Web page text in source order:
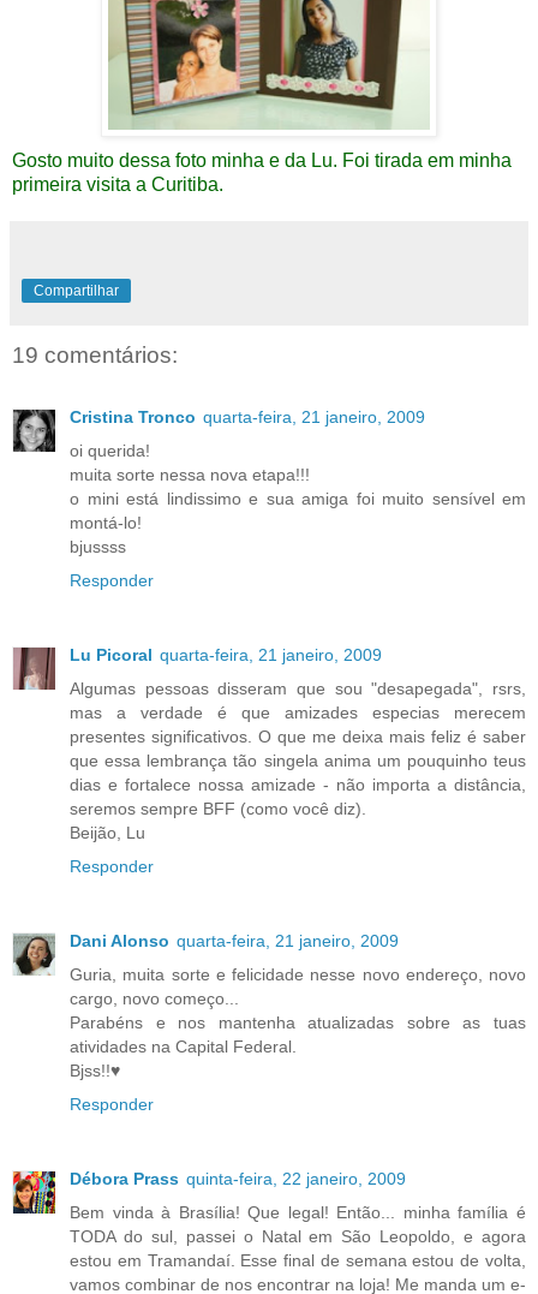
Gosto muito dessa foto minha e da Lu. Foi tirada em minha
primeira visita a Curitiba.
Compartilhar
19 comentários:
Cristina Tronco quarta-feira, 21 janeiro, 2009
oi querida!
muita sorte nessa nova etapa!!!
o mini está lindissimo e sua amiga foi muito sensível em
montá-lo!
bjussss
Responder
Lu Picoral quarta-feira, 21 janeiro, 2009
Algumas pessoas disseram que sou "desapegada", rsrs,
mas a verdade é que amizades especias merecem
presentes significativos. O que me deixa mais feliz é saber
que essa lembrança tão singela anima um pouquinho teus
dias e fortalece nossa amizade - não importa a distância,
seremos sempre BFF (como você diz).
Beijão, Lu
Responder
Dani Alonso quarta-feira, 21 janeiro, 2009
Guria, muita sorte e felicidade nesse novo endereço, novo
cargo, novo começo...
Parabéns e nos mantenha atualizadas sobre as tuas
atividades na Capital Federal.
Bjss!!♥
Responder
Débora Prass quinta-feira, 22 janeiro, 2009
Bem vinda à Brasília! Que legal! Então... minha família é
TODA do sul, passei o Natal em São Leopoldo, e agora
estou em Tramandaí. Esse final de semana estou de volta,
vamos combinar de nos encontrar na loja! Me manda um e-